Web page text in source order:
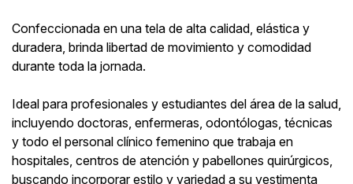
Confeccionada en una tela de alta calidad, elástica y
duradera, brinda libertad de movimiento y comodidad
durante toda la jornada.
Ideal para profesionales y estudiantes del área de la salud,
incluyendo doctoras, enfermeras, odontólogas, técnicas
y todo el personal clínico femenino que trabaja en
hospitales, centros de atención y pabellones quirúrgicos,
buscando incorporar estilo y variedad a su vestimenta